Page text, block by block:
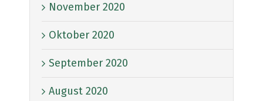
November 2020
Oktober 2020
September 2020
August 2020